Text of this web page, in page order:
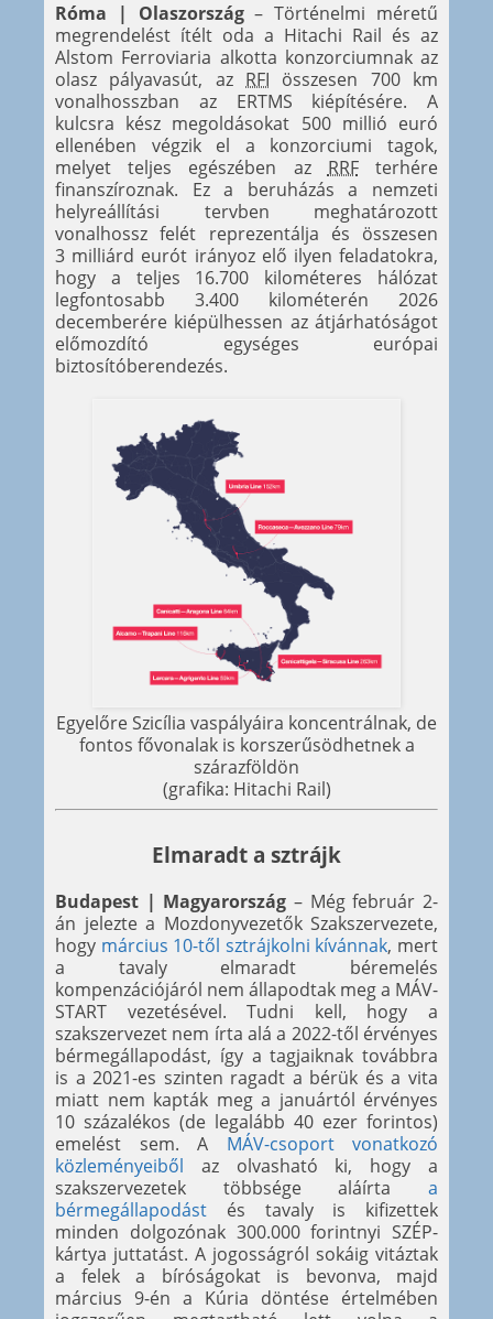
Róma | Olaszország– Történelmi méretű
megrendelést ítélt oda a Hitachi Rail és az
Alstom Ferroviaria alkotta konzorciumnak az
olasz pályavasút, az RFI összesen 700 km
vonalhosszban az ERTMS kiépítésére. A
kulcsra kész megoldásokat 500 millió euró
ellenében végzik el a konzorciumi tagok,
melyet teljes egészében az RRFterhére
finanszíroznak. Ez a beruházás a nemzeti
helyreállítási tervben meghatározott
vonalhossz felét reprezentálja és összesen
3 milliárd eurót irányoz elő ilyen feladatokra,
hogy a teljes 16.700 kilométeres hálózat
legfontosabb 3.400 kilométerén 2026
decemberére kiépülhessen az átjárhatóságot
előmozdító egységes európai
biztosítóberendezés.
Egyelőre Szicília vaspályáira koncentrálnak, de
fontos fővonalak is korszerűsödhetnek a
szárazföldön
(grafika: Hitachi Rail)
Elmaradt a sztrájk
Budapest | Magyarország – Még február 2-
án jelezte a Mozdonyvezetők Szakszervezete,
hogy március 10-től sztrájkolni kívánnak, mert
a tavaly elmaradt béremelés
kompenzációjáról nem állapodtak meg a MÁV-
START vezetésével. Tudni kell, hogy a
szakszervezet nem írta alá a 2022-től érvényes
bérmegállapodást, így a tagjaiknak továbbra
is a 2021-es szinten ragadt a bérük és a vita
miatt nem kapták meg a januártól érvényes
10 százalékos (de legalább 40 ezer forintos)
emelést sem. A MÁV-csoport vonatkozó
közleményeiből az olvasható ki, hogy a
szakszervezetek többsége aláírta a
bérmegállapodást és tavaly is kifizettek
minden dolgozónak 300.000 forintnyi SZÉP-
kártya juttatást. A jogosságról sokáig vitáztak
a felek a bíróságokat is bevonva, majd
március 9-én a Kúria döntése értelmében